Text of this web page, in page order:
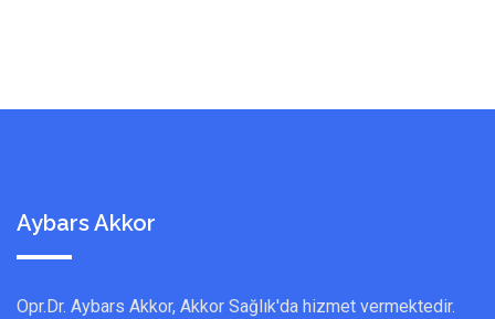
Aybars Akkor
Opr.Dr. Aybars Akkor, Akkor Sağlık'da hizmet vermektedir.